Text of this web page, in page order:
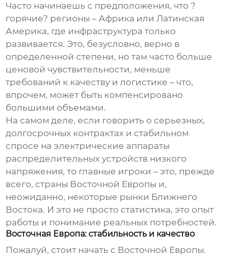
Часто начинаешь с предположения, что ?
горячие? регионы – Африка или Латинская
Америка, где инфраструктура только
развивается. Это, безусловно, верно в
определенной степени, но там часто больше
ценовой чувствительности, меньше
требований к качеству и логистике – что,
впрочем, может быть компенсировано
большими объемами.
На самом деле, если говорить о серьезных,
долгосрочных контрактах и стабильном
спросе наэлектрические аппараты
распределительных устройств низкого
напряжения, то главные игроки – это, прежде
всего, страны Восточной Европы и,
неожиданно, некоторые рынки Ближнего
Востока. И это не просто статистика, это опыт
работы и понимание реальных потребностей.
Восточная Европа: стабильность и качество
Пожалуй, стоит начать с Восточной Европы.